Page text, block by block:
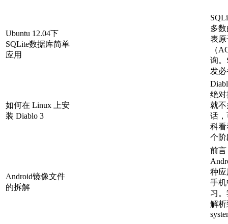
Ubuntu 12.04下
SQLite数据库简单
应用
多
表
（
询。
发必
如何在 Linux 上安
装 Diablo 3
绝
就
话
科
个阶
Android镜像文件
的拆解
前
种
手
习
解析